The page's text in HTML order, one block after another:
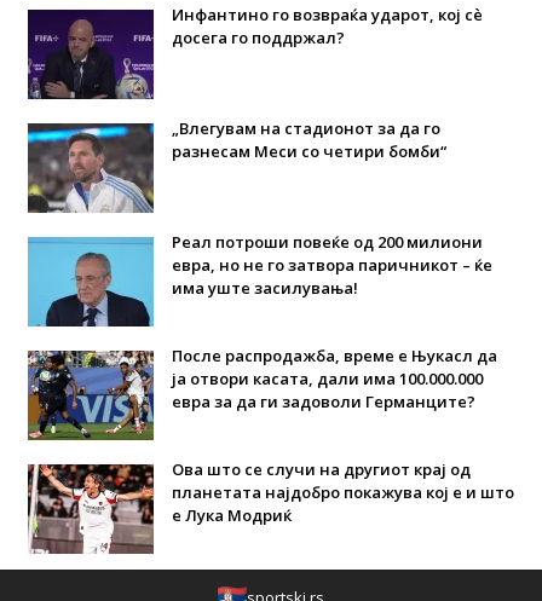
Инфантино го возвраќа ударот, кој сè
досега го поддржал?
„Влегувам на стадионот за да го
разнесам Меси со четири бомби“
Реал потроши повеќе од 200 милиони
евра, но не го затвора паричникот – ќе
има уште засилувања!
После распродажба, време е Њукасл да
ја отвори касата, дали има 100.000.000
евра за да ги задоволи Германците?
Ова што се случи на другиот крај од
планетата најдобро покажува кој е и што
е Лука Модриќ